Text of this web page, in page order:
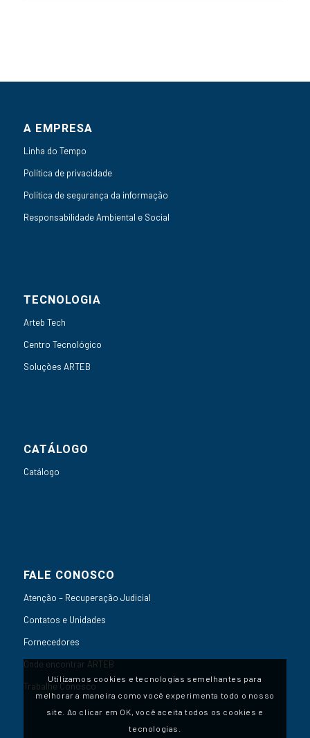
A EMPRESA
Linha do Tempo
Política de privacidade
Política de segurança da informação
Responsabilidade Ambiental e Social
TECNOLOGIA
Arteb Tech
Centro Tecnológico
Soluções ARTEB
CATÁLOGO
Catálogo
FALE CONOSCO
Atenção – Recuperação Judicial
Contatos e Unidades
Fornecedores
Onde encontrar ARTEB
Trabalhe Conosco
Utilizamos cookies e tecnologias semelhantes para
melhorar a maneira como você experimenta todo o nosso
site. Ao clicar em OK, você aceita todos os cookies e
tecnologias.